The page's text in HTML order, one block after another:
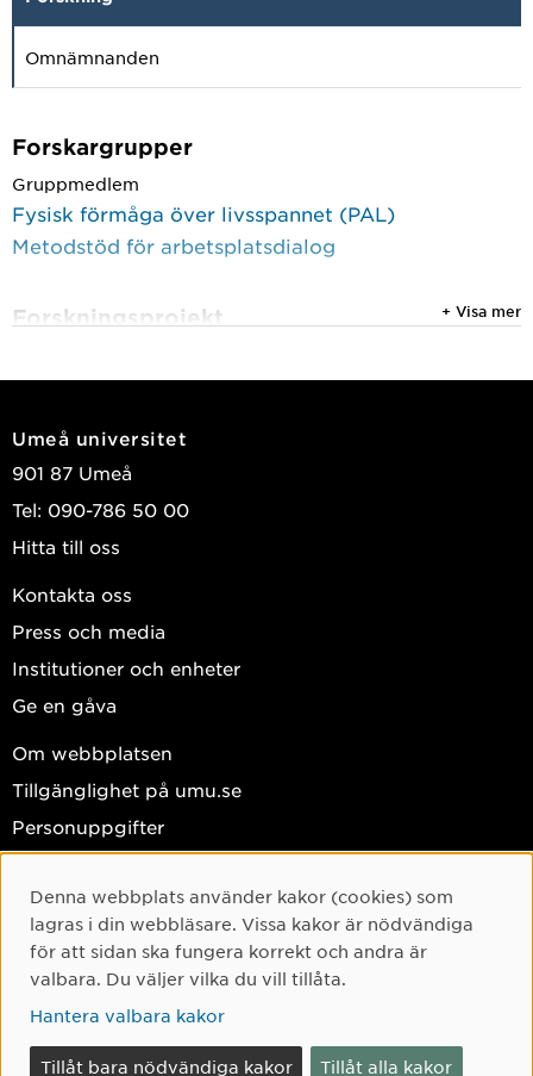
Omnämnanden
Forskargrupper
Gruppmedlem
Fysisk förmåga över livsspannet (PAL)
Metodstöd för arbetsplatsdialog
Forskningsprojekt
Strategier för ett hållbart arbetsliv ur ett
1 augusti 2011 till 31 december 2017
+ Visa mer
Umeå universitet
901 87 Umeå
Tel: 090-786 50 00
Hitta till oss
Kontakta oss
Press och media
Institutioner och enheter
Ge en gåva
Om webbplatsen
Tillgänglighet på umu.se
Personuppgifter
Instagram
TikTok
Youtube
LinkedIn
Cookie-samtycke
Denna webbplats använder kakor (cookies) som
lagras i din webbläsare. Vissa kakor är nödvändiga
för att sidan ska fungera korrekt och andra är
valbara. Du väljer vilka du vill tillåta.
Hantera valbara kakor
Tillåt bara nödvändiga kakor Tillåt alla kakor